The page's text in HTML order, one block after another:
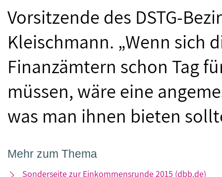
Vorsitzende des DSTG-
Kleischmann. „Wenn sich
Finanzämtern schon Tag
müssen, wäre eine
was man ihnen bieten
Mehr zum Thema
Sonderseite zur Einkommensrunde 2015 (dbb.de)